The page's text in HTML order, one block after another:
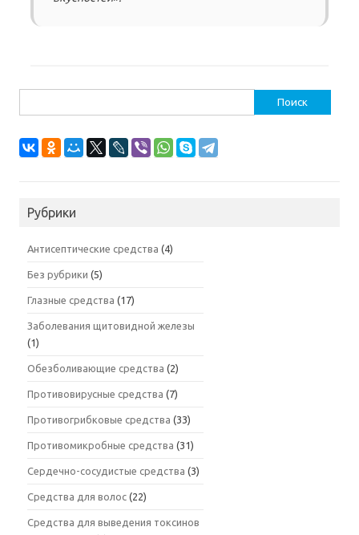
Рубрики
Антисептические средства (4)
Без рубрики (5)
Глазные средства (17)
Заболевания щитовидной железы
(1)
Обезболивающие средства (2)
Противовирусные средства (7)
Противогрибковые средства (33)
Противомикробные средства (31)
Сердечно-сосудистые средства (3)
Средства для волос (22)
Средства для выведения токсинов